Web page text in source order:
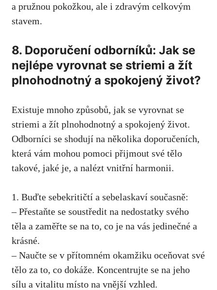
a​ pružnou pokožkou, ale i zdravým celkovým⁣
stavem.
8. Doporučení odborníků: Jak se
nejlépe vyrovnat se striemi a žít
plnohodnotný a spokojený život?
Existuje mnoho způsobů, ⁤jak se vyrovnat se
‍striemi a žít ⁤plnohodnotný a spokojený život.
Odborníci se ⁣shodují na několika doporučeních,
která vám mohou pomoci přijmout⁢ své tělo
⁤takové, jaké je, a nalézt vnitřní harmonii.
1. Buďte sebekritičtí a sebelaskaví současně:
– Přestaňte ​se⁤ soustředit na nedostatky svého
těla a zaměřte se na to, co je na vás ⁤jedinečné a
‌krásné.
– Naučte se v přítomném okamžiku oceňovat své⁢
tělo za to,⁣ co dokáže. Koncentrujte ‌se na jeho
sílu a vitalitu místo‌ na vnější vzhled.